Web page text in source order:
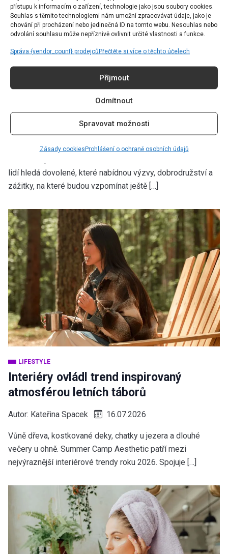
přístupu k informacím o zařízení, technologie jako jsou soubory cookies.
Souhlas s těmito technologiemi nám umožní zpracovávat údaje, jako je
chování při procházení nebo jedinečná ID na tomto webu. Nesouhlas nebo
odvolání souhlasu může nepříznivě ovlivnit určité vlastnosti a funkce.
Správa {vendor_count} prodejcůPřečtěte si více o těchto účelech
Příjmout
Odmítnout
Spravovat možnosti
Zásady cookiesProhlášení o ochraně osobních údajů
Dovolená u bazénu už nestačí:
Darecations ukazují nový způsob
cestování
Autor:Kateřina Spacek 17.07.2026
lidí hledá dovolené, které nabídnou výzvy, dobrodružství a
zážitky, na které budou vzpomínat ještě […]
LIFESTYLE
Interiéry ovládl trend inspirovaný
atmosférou letních táborů
Autor: Kateřina Spacek 16.07.2026
Vůně dřeva, kostkované deky, chatky u jezera a dlouhé
večery u ohně. Summer Camp Aesthetic patří mezi
nejvýraznější interiérové trendy roku 2026. Spojuje […]